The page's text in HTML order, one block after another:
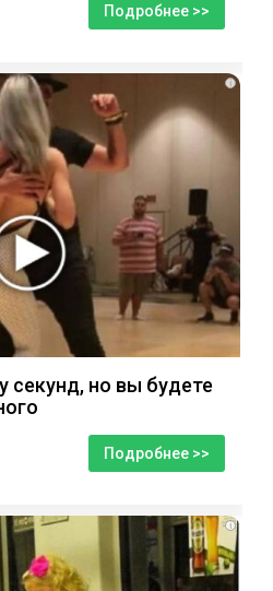
Подробнее >>
i
секунд, но вы будете
Подробнее >>
i